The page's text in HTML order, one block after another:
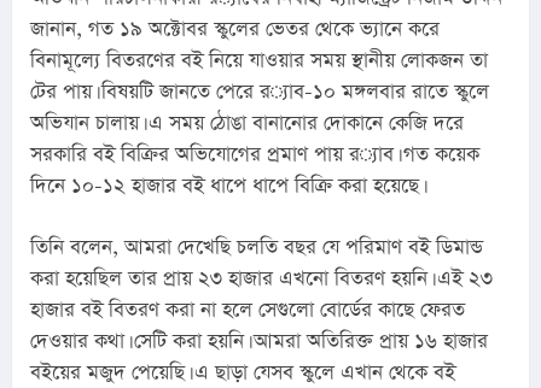
জানান, গত ১৯ অক্টোবর স্কুলের ভেতর থেকে ভ্যানে করে
বিনামূল্যে বিতরণের বই নিয়ে যাওয়ার সময় স্থানীয় লোকজন তা
টের পায়। বিষয়টি জানতে পেরে র‌্যাব-১০ মঙ্গলবার রাতে স্কুলে
অভিযান চালায়। এ সময় ঠোঙা বানানোর দোকানে কেজি দরে
সরকারি বই বিক্রির অভিযোগের প্রমাণ পায় র‌্যাব। গত কয়েক
দিনে ১০-১২ হাজার বই ধাপে ধাপে বিক্রি করা হয়েছে।
তিনি বলেন, আমরা দেখেছি চলতি বছর যে পরিমাণ বই ডিমান্ড
করা হয়েছিল তার প্রায় ২৩ হাজার এখনো বিতরণ হয়নি। এই ২৩
হাজার বই বিতরণ করা না হলে সেগুলো বোর্ডের কাছে ফেরত
দেওয়ার কথা। সেটি করা হয়নি। আমরা অতিরিক্ত প্রায় ১৬ হাজার
বইয়ের মজুদ পেয়েছি। এ ছাড়া যেসব স্কুলে এখান থেকে বই